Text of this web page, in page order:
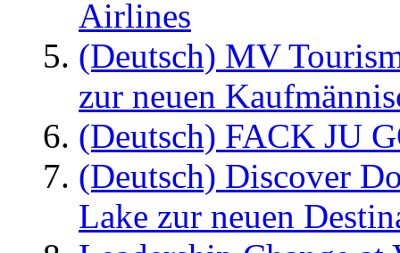
Airlines
(Deutsch) MV
zur neuen
(Deutsch) FACK JU
(Deutsch) Discover
Lake zur neuen